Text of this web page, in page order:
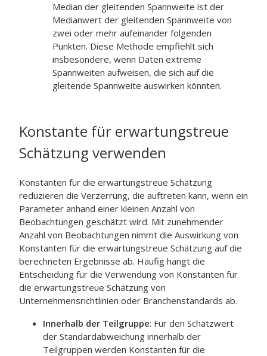
Median der gleitenden Spannweite ist der
Medianwert der gleitenden Spannweite von
zwei oder mehr aufeinander folgenden
Punkten. Diese Methode empfiehlt sich
insbesondere, wenn Daten extreme
Spannweiten aufweisen, die sich auf die
gleitende Spannweite auswirken könnten.
Konstante für erwartungstreue
Schätzung verwenden
Konstanten für die erwartungstreue Schätzung
reduzieren die Verzerrung, die auftreten kann, wenn ein
Parameter anhand einer kleinen Anzahl von
Beobachtungen geschätzt wird. Mit zunehmender
Anzahl von Beobachtungen nimmt die Auswirkung von
Konstanten für die erwartungstreue Schätzung auf die
berechneten Ergebnisse ab. Häufig hängt die
Entscheidung für die Verwendung von Konstanten für
die erwartungstreue Schätzung von
Unternehmensrichtlinien oder Branchenstandards ab.
Innerhalb der Teilgruppe: Für den Schätzwert
der Standardabweichung innerhalb der
Teilgruppen werden Konstanten für die